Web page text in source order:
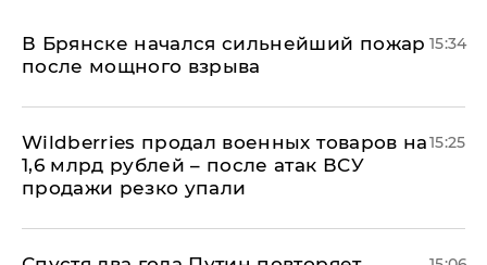
В Брянске начался сильнейший пожар
после мощного взрыва
15:34
​Wildberries продал военных товаров на
1,6 млрд рублей – после атак ВСУ
продажи резко упали
15:25